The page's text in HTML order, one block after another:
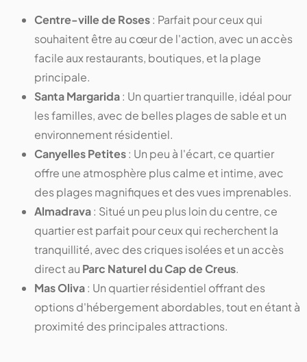
Centre-ville de Roses: Parfait pour ceux qui
souhaitent être au cœur de l'action, avec un accès
facile aux restaurants, boutiques, et la plage
principale.
Santa Margarida: Un quartier tranquille, idéal pour
les familles, avec de belles plages de sable et un
environnement résidentiel.
Canyelles Petites: Un peu à l'écart, ce quartier
offre une atmosphère plus calme et intime, avec
des plages magnifiques et des vues imprenables.
Almadrava: Situé un peu plus loin du centre, ce
quartier est parfait pour ceux qui recherchent la
tranquillité, avec des criques isolées et un accès
direct au Parc Naturel du Cap de Creus.
Mas Oliva: Un quartier résidentiel offrant des
options d'hébergement abordables, tout en étant à
proximité des principales attractions.